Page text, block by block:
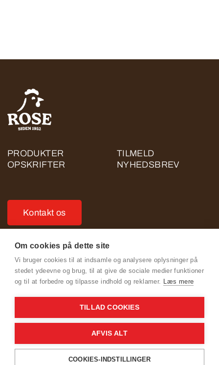
PRODUKTER
OPSKRIFTER
TILMELD
NYHEDSBREV
Kontakt os
Se Fødevarestyrelsens smiley-rapporter
Cookie- og Privatlivspolitik for ROSE POULTRY (ligger på
Adfærdskodeks for ROSE POULTRY
General Terms & Conditions
Om cookies på dette site
Vi bruger cookies til at indsamle og analysere oplysninger på
stedet ydeevne og brug, til at give de sociale medier funktioner
og til at forbedre og tilpasse indhold og reklamer. Læs mere
TILLAD COOKIES
AFVIS ALT
COOKIES-INDSTILLINGER